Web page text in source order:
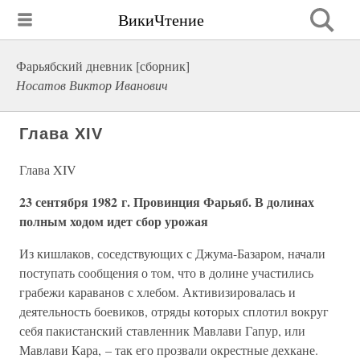
ВикиЧтение
Фарьябский дневник [сборник]
Носатов Виктор Иванович
Глава XIV
Глава XIV
23 сентября 1982 г. Провинция Фарьяб. В долинах
полным ходом идет сбор урожая
Из кишлаков, соседствующих с Джума-Базаром, начали
поступать сообщения о том, что в долине участились
грабежи караванов с хлебом. Активизировалась и
деятельность боевиков, отряды которых сплотил вокруг
себя пакистанский ставленник Мавлави Гапур, или
Мавлави Кара, – так его прозвали окрестные дехкане.